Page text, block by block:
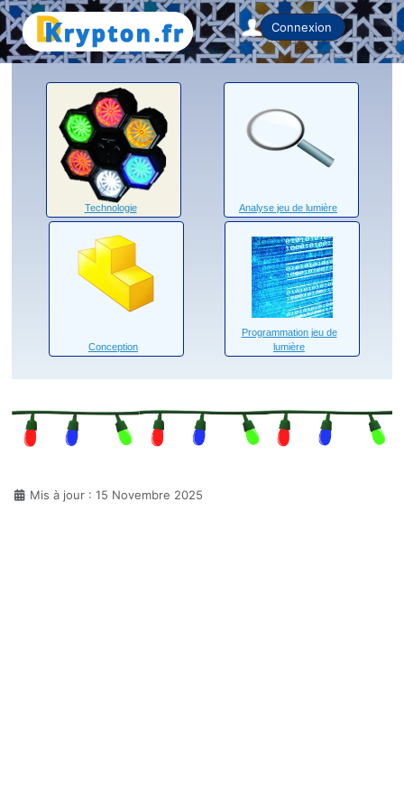
Home
Connexion
Technologie Analyse jeu de lumière
Conception
Programmation jeu de
lumière
DétailsMis à jour : 15 Novembre 2025